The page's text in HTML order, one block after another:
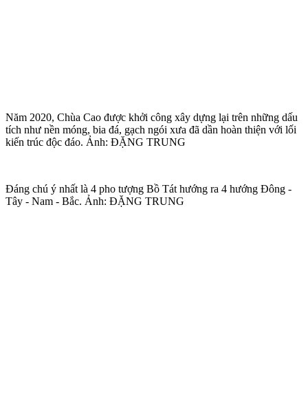
Năm 2020, Chùa Cao được khởi công xây dựng lại trên những dấu
tích như nền móng, bia đá, gạch ngói xưa đã dần hoàn thiện với lối
kiến trúc độc đáo. Ảnh: ĐẶNG TRUNG
Đáng chú ý nhất là 4 pho tượng Bồ Tát hướng ra 4 hướng Đông -
Tây - Nam - Bắc. Ảnh: ĐẶNG TRUNG